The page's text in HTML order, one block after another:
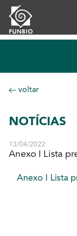
voltar
NOTÍCIAS
13/04/2022
Anexo I Lista
Anexo I Lista